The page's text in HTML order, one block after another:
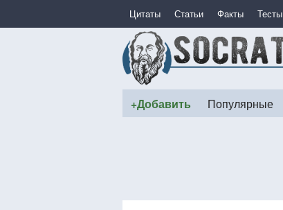
Цитаты Статьи Факты Тесты
+Добавить Популярные